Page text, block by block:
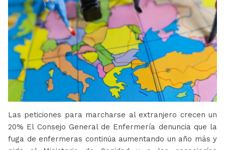
Las peticiones para marcharse al extranjero crecen un
20% El Consejo General de Enfermería denuncia que la
fuga de enfermeras continúa aumentando un año más y